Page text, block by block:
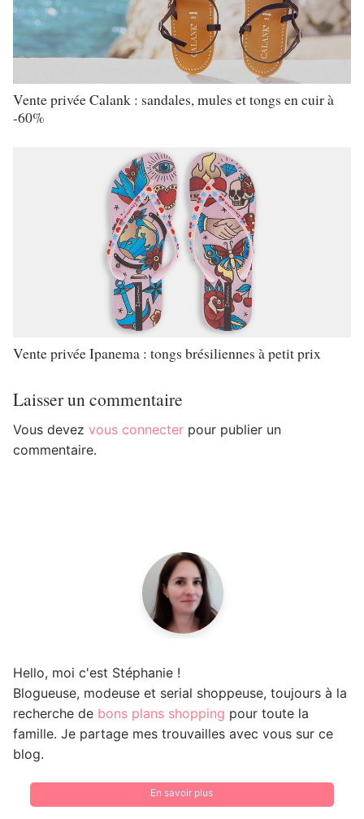
Vente privée Calank : sandales, mules et tongs en cuir à
-60%
Vente privée Ipanema : tongs brésiliennes à petit prix
Laisser un commentaire
Vous devez vous connecter pour publier un
commentaire.
Hello, moi c'est Stéphanie !
Blogueuse, modeuse et serial shoppeuse, toujours à la
recherche de bons plans shopping pour toute la
famille. Je partage mes trouvailles avec vous sur ce
blog.
En savoir plus